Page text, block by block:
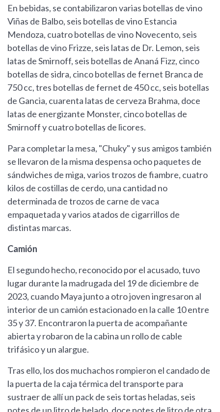
En bebidas, se contabilizaron varias botellas de vino
Viñas de Balbo, seis botellas de vino Estancia
Mendoza, cuatro botellas de vino Novecento, seis
botellas de vino Frizze, seis latas de Dr. Lemon, seis
latas de Smirnoff, seis botellas de Ananá Fizz, cinco
botellas de sidra, cinco botellas de fernet Branca de
750 cc, tres botellas de fernet de 450 cc, seis botellas
de Gancia, cuarenta latas de cerveza Brahma, doce
latas de energizante Monster, cinco botellas de
Smirnoff y cuatro botellas de licores.
Para completar la mesa, "Chuky" y sus amigos también
se llevaron de la misma despensa ocho paquetes de
sándwiches de miga, varios trozos de fiambre, cuatro
kilos de costillas de cerdo, una cantidad no
determinada de trozos de carne de vaca
empaquetada y varios atados de cigarrillos de
distintas marcas.
Camión
El segundo hecho, reconocido por el acusado, tuvo
lugar durante la madrugada del 19 de diciembre de
2023, cuando Maya junto a otro joven ingresaron al
interior de un camión estacionado en la calle 10 entre
35 y 37. Encontraron la puerta de acompañante
abierta y robaron de la cabina un rollo de cable
trifásico y un alargue.
Tras ello, los dos muchachos rompieron el candado de
la puerta de la caja térmica del transporte para
sustraer de allí un pack de seis tortas heladas, seis